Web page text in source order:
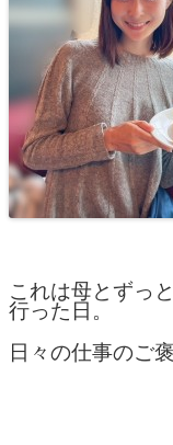
これは母とずっ
行った日。
日々の仕事のご